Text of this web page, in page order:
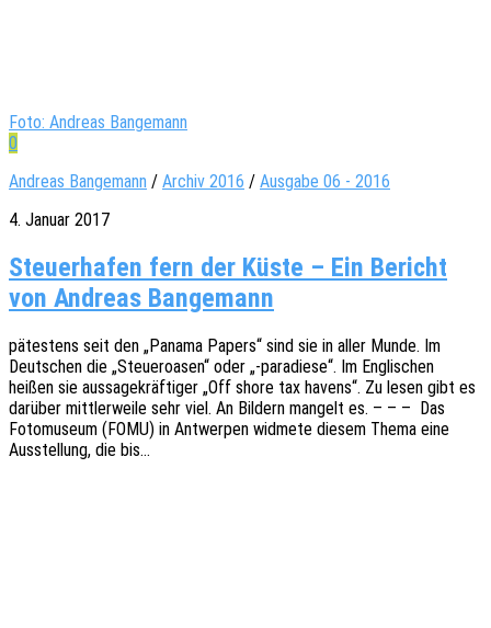
Foto: Andreas Bangemann
0
Andreas Bangemann / Archiv 2016 / Ausgabe 06 - 2016
4. Januar 2017
Steuerhafen fern der Küste – Ein Bericht
von Andreas Bangemann
pätes­tens seit den „Panama Papers“ sind sie in aller Munde. Im
Deut­schen die „Steu­er­oa­sen“ oder „-para­die­se“. Im Engli­schen
heißen sie aussa­ge­kräf­ti­ger „Off shore tax havens“. Zu lesen gibt es
darüber mitt­ler­wei­le sehr viel. An Bildern mangelt es. – – – Das
Foto­mu­se­um (FOMU) in Antwer­pen widme­te diesem Thema eine
Ausstel­lung, die bis…